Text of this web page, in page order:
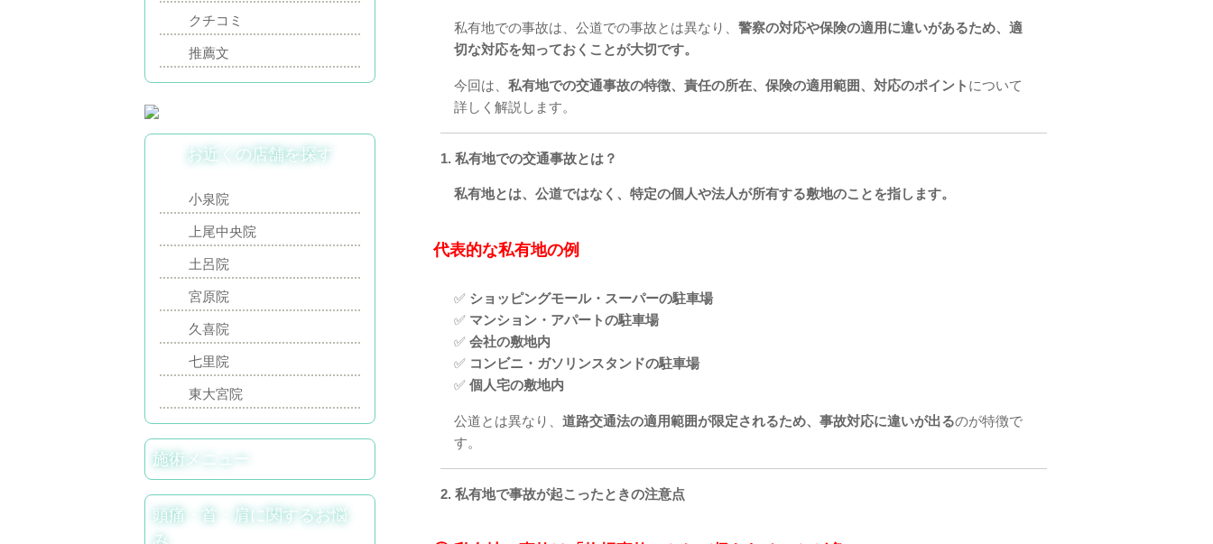
私有地での事故は、公道での事故とは異なり、 警察の対応や保険の適用に違いがあるため、適
切な対応を知っておくことが大切です。
今回は、 私有地での交通事故の特徴、責任の所在、保険の適用範囲、対応のポイント について
詳しく解説します。
1. 私有地での交通事故とは？
私有地とは、公道ではなく、特定の個人や法人が所有する敷地のことを指します。
代表的な私有地の例
✅ ショッピングモール・スーパーの駐車場
✅ マンション・アパートの駐車場
✅ 会社の敷地内
✅ コンビニ・ガソリンスタンドの駐車場
✅ 個人宅の敷地内
公道とは異なり、 道路交通法の適用範囲が限定されるため、事故対応に違いが出るのが特徴で
す。
2. 私有地で事故が起こったときの注意点
クチコミ
推薦文
お近くの店舗を探す
小泉院
上尾中央院
土呂院
宮原院
久喜院
七里院
東大宮院
施術メニュー
頭痛・首・肩に関するお悩
み